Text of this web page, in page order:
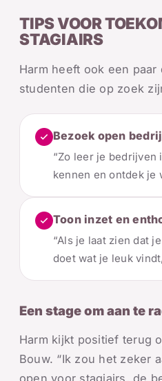
TIPS VOOR
STAGIAIRS
Harm heeft ook een
studenten die op zoek
Bezoek open
“Zo leer je bedrijven
kennen en ontdek je
Toon inzet en
“Als je laat zien dat
doet wat je leuk
Een stage om aan te
Harm kijkt positief terug
Bouw. “Ik zou het zeker
open voor stagiairs, de